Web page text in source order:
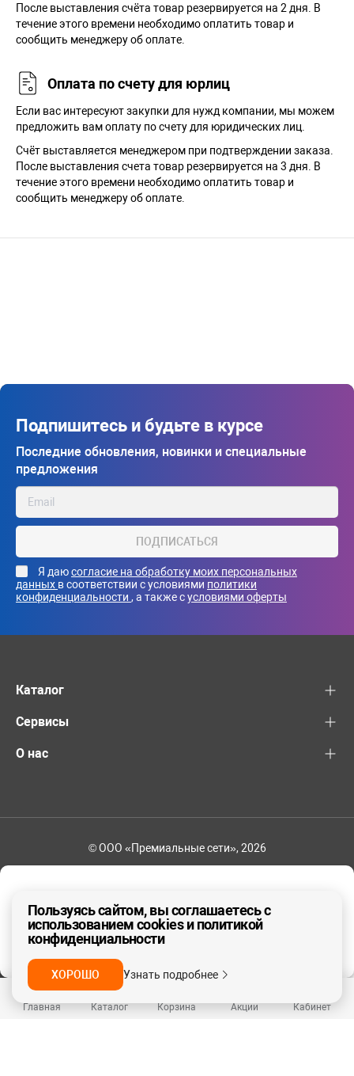
Главная Каталог Корзина Акции Кабинет
ДА, ВЕРНО
После выставления счёта товар резервируется на 2 дня. В
течение этого времени необходимо оплатить товар и
сообщить менеджеру об оплате.
Оплата по счету для юрлиц
Если вас интересуют закупки для нужд компании, мы можем
предложить вам оплату по счету для юридических лиц.
Счёт выставляется менеджером при подтверждении заказа.
После выставления счета товар резервируется на 3 дня. В
течение этого времени необходимо оплатить товар и
сообщить менеджеру об оплате.
Подпишитесь и будьте в курсе
Последние обновления, новинки и специальные
предложения
ПОДПИСАТЬСЯ
Я даюсогласие на обработку моих персональных
данных в соответствии с условиями политики
конфиденциальности , а также сусловиями оферты
Каталог
Сервисы
О нас
© ООО «Премиальные сети», 2026
Пользуясь сайтом, вы соглашаетесь с
использованием cookies и политикой
конфиденциальности
ХОРОШО Узнать подробнее